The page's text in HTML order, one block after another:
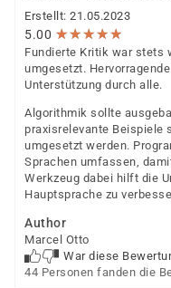
Erstellt: 21.05.2023
5.00 ★★★★★
★★★★★
Fundierte Kritik war stets
umgesetzt.
Unterstützung durch alle.
Algorithmik sollte
praxisrelevante Beispiele
umgesetzt werden.
Sprachen umfassen,
Werkzeug dabei hilft die
Hauptsprache zu
Author
Marcel Otto
War diese
44 Personen fanden die